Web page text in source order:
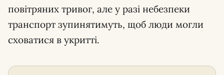
повітряних тривог, але у разі небезпеки
транспорт зупинятимуть, щоб люди могли
сховатися в укритті.